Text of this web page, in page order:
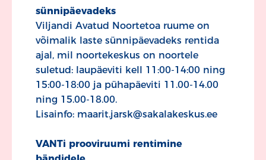
sünnipäevadeks
Viljandi Avatud Noortetoa ruume on
võimalik laste sünnipäevadeks rentida
ajal, mil noortekeskus on noortele
suletud: laupäeviti kell 11:00-14:00 ning
15:00-18:00 ja pühapäeviti 11.00-14.00
ning 15.00-18.00.
Lisainfo: maarit.jarsk@sakalakeskus.ee
VANTi prooviruumi rentimine